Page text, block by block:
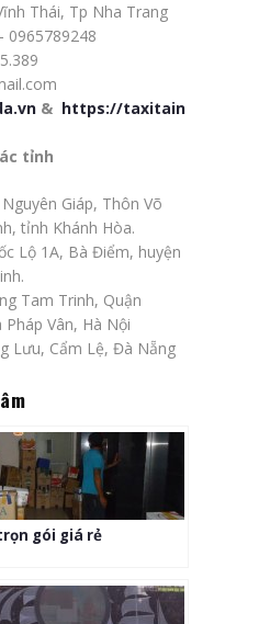
Thái, Tp Nha Trang
0965789248
& https://taxitain
tỉnh
Giáp, Thôn Võ
tỉnh Khánh Hòa.
Lộ 1A, Bà Điểm, huyện
Tam Trinh, Quận
Vân, Hà Nội
Lưu, Cẩm Lệ, Đà Nẵng
gói giá rẻ